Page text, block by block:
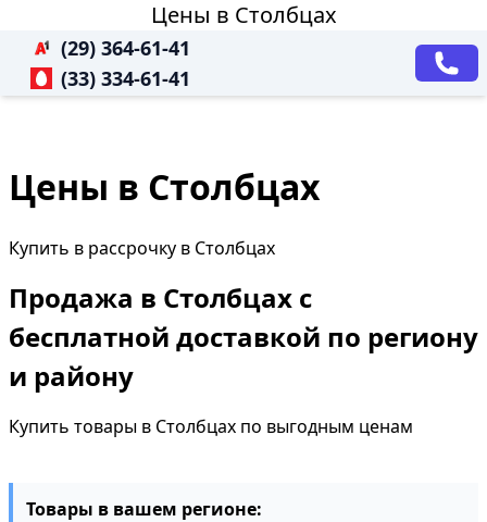
Цены в Столбцах
(29) 364-61-41
(33) 334-61-41
Цены в Столбцах
Купить в рассрочку в Столбцах
Продажа в Столбцах с
бесплатной доставкой по региону
и району
Купить товары в Столбцах по выгодным ценам
Товары в вашем регионе: